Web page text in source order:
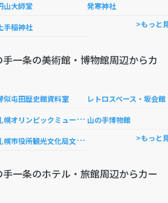
山大師堂 発寒神社
上手稲神社 >もっと
一条の美術館・博物館周辺からカ
似屯田歴史館資料室 レトロスペース・坂会館
札
幌オリンピックミュージアム 山の手博物館
札
幌市役所観光文化局文化部手稲記念館 >もっと
一条のホテル・旅館周辺からカー